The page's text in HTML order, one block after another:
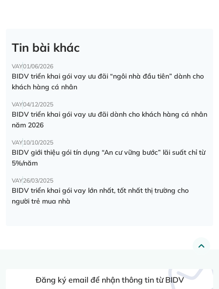
Tin bài khác
VAY01/06/2026
BIDV triển khai gói vay ưu đãi “ngôi nhà đầu tiên” dành cho
khách hàng cá nhân
VAY04/12/2025
BIDV triển khai gói vay ưu đãi dành cho khách hàng cá nhân
năm 2026
VAY10/10/2025
BIDV giới thiệu gói tín dụng “An cư vững bước” lãi suất chỉ từ
5%/năm
VAY26/03/2025
BIDV triển khai gói vay lớn nhất, tốt nhất thị trường cho
người trẻ mua nhà
Đăng ký email để nhận thông tin từ BIDV